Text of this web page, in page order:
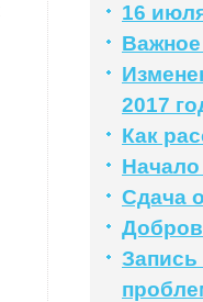
16
2017
Как
Сдача
Запись